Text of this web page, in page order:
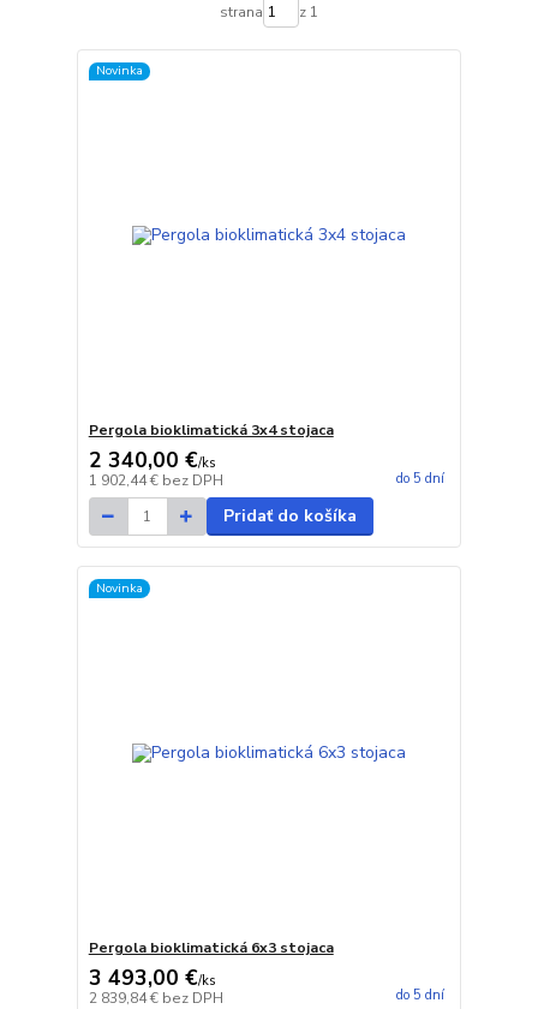
strana z 1
Novinka
Pergola bioklimatická 3x4 stojaca
2 340,00 €/ks
1 902,44 € bez DPH do 5 dní
Pridať do košíka
Novinka
Pergola bioklimatická 6x3 stojaca
3 493,00 €/ks
2 839,84 € bez DPH do 5 dní